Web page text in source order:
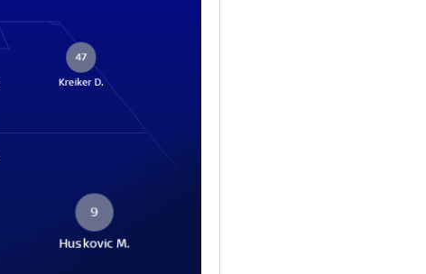
47
Kreiker D.
9
Huskovic M.